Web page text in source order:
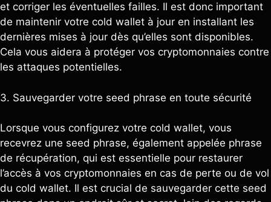
et corriger les éventuelles failles. Il est donc important
de maintenir votre cold wallet à jour en installant les
dernières mises à jour dès qu’elles sont disponibles.
Cela vous aidera à protéger vos cryptomonnaies contre
les attaques potentielles.
3. Sauvegarder votre seed phrase en toute sécurité
Lorsque vous configurez votre cold wallet, vous
recevrez une seed phrase, également appelée phrase
de récupération, qui est essentielle pour restaurer
l’accès à vos cryptomonnaies en cas de perte ou de vol
du cold wallet. Il est crucial de sauvegarder cette seed